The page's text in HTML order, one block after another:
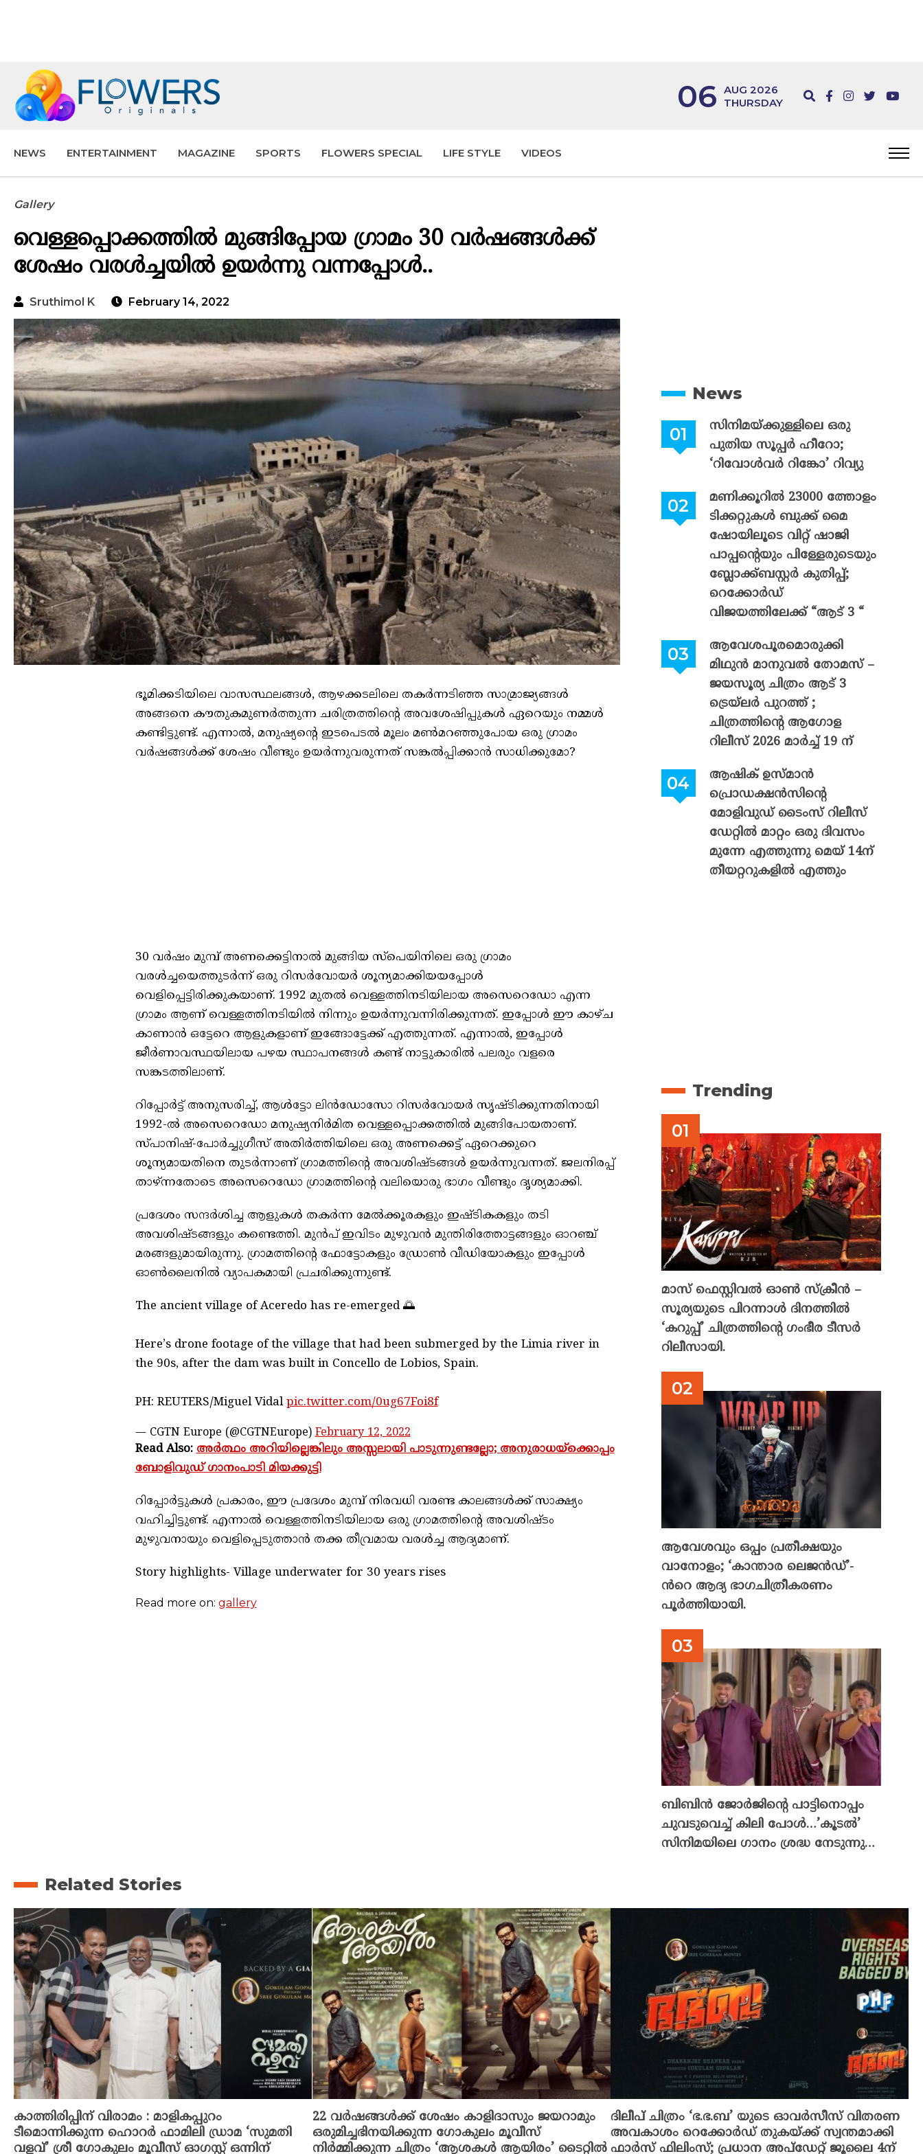
06 AUG 2026
THURSDAY
NEWS ENTERTAINMENT MAGAZINE SPORTS FLOWERS SPECIAL LIFE STYLE VIDEOS
Gallery
വെള്ളപ്പൊക്കത്തിൽ മുങ്ങിപ്പോയ ഗ്രാമം 30 വർഷങ്ങൾക്ക്
ശേഷം വരൾച്ചയിൽ ഉയർന്നു വന്നപ്പോൾ..
Sruthimol K February 14, 2022
ഭൂമിക്കടിയിലെ വാസസ്ഥലങ്ങൾ, ആഴക്കടലിലെ തകർന്നടിഞ്ഞ സാമ്രാജ്യങ്ങൾ
അങ്ങനെ കൗതുകമുണർത്തുന്ന ചരിത്രത്തിന്റെ അവശേഷിപ്പുകൾ ഏറെയും നമ്മൾ
കണ്ടിട്ടുണ്ട്. എന്നാൽ, മനുഷ്യന്റെ ഇടപെടൽ മൂലം മൺമറഞ്ഞുപോയ ഒരു ഗ്രാമം
വർഷങ്ങൾക്ക് ശേഷം വീണ്ടും ഉയർന്നുവരുന്നത് സങ്കൽപ്പിക്കാൻ സാധിക്കുമോ?
30 വർഷം മുമ്പ് അണക്കെട്ടിനാൽ മുങ്ങിയ സ്‌പെയിനിലെ ഒരു ഗ്രാമം
വരൾച്ചയെത്തുടർന്ന് ഒരു റിസർവോയർ ശൂന്യമാക്കിയയപ്പോൾ
വെളിപ്പെട്ടിരിക്കുകയാണ്. 1992 മുതൽ വെള്ളത്തിനടിയിലായ അസെറെഡോ എന്ന
ഗ്രാമം ആണ് വെള്ളത്തിനടിയിൽ നിന്നും ഉയർന്നുവന്നിരിക്കുന്നത്. ഇപ്പോൾ ഈ കാഴ്ച
കാണാൻ ഒട്ടേറെ ആളുകളാണ് ഇങ്ങോട്ടേക്ക് എത്തുന്നത്. എന്നാൽ, ഇപ്പോൾ
ജീർണാവസ്ഥയിലായ പഴയ സ്ഥാപനങ്ങൾ കണ്ട് നാട്ടുകാരിൽ പലരും വളരെ
സങ്കടത്തിലാണ്.
റിപ്പോർട്ട് അനുസരിച്ച്, ആൾട്ടോ ലിൻഡോസോ റിസർവോയർ സൃഷ്ടിക്കുന്നതിനായി
1992-ൽ അസെറെഡോ മനുഷ്യനിർമിത വെള്ളപ്പൊക്കത്തിൽ മുങ്ങിപോയതാണ്.
സ്പാനിഷ്-പോർച്ചുഗീസ് അതിർത്തിയിലെ ഒരു അണക്കെട്ട് ഏറെക്കുറെ
ശൂന്യമായതിനെ തുടർന്നാണ് ഗ്രാമത്തിന്റെ അവശിഷ്ടങ്ങൾ ഉയർന്നുവന്നത്. ജലനിരപ്പ്
താഴ്ന്നതോടെ അസെറെഡോ ഗ്രാമത്തിന്റെ വലിയൊരു ഭാഗം വീണ്ടും ദൃശ്യമാക്കി.
പ്രദേശം സന്ദർശിച്ച ആളുകൾ തകർന്ന മേൽക്കൂരകളും ഇഷ്ടികകളും തടി
അവശിഷ്ടങ്ങളും കണ്ടെത്തി. മുൻപ് ഇവിടം മുഴുവൻ മുന്തിരിത്തോട്ടങ്ങളും ഓറഞ്ച്
മരങ്ങളുമായിരുന്നു. ഗ്രാമത്തിന്റെ ഫോട്ടോകളും ഡ്രോൺ വീഡിയോകളും ഇപ്പോൾ
ഓൺലൈനിൽ വ്യാപകമായി പ്രചരിക്കുന്നുണ്ട്.
The ancient village of Aceredo has re-emerged 🌅
Here’s drone footage of the village that had been submerged by the Limia river in
the 90s, after the dam was built in Concello de Lobios, Spain.
PH: REUTERS/Miguel Vidalpic.twitter.com/0ug67Foi8f
— CGTN Europe (@CGTNEurope) February 12, 2022
Read Also:അർത്ഥം അറിയില്ലെങ്കിലും അസ്സലായി പാടുന്നുണ്ടല്ലോ; അനുരാധയ്‌ക്കൊപ്പം
ബോളിവുഡ് ഗാനംപാടി മിയക്കുട്ടി
റിപ്പോർട്ടുകൾ പ്രകാരം, ഈ പ്രദേശം മുമ്പ് നിരവധി വരണ്ട കാലങ്ങൾക്ക് സാക്ഷ്യം
വഹിച്ചിട്ടുണ്ട്. എന്നാൽ വെള്ളത്തിനടിയിലായ ഒരു ഗ്രാമത്തിന്റെ അവശിഷ്ടം
മുഴുവനായും വെളിപ്പെടുത്താൻ തക്ക തീവ്രമായ വരൾച്ച ആദ്യമാണ്.
Story highlights- Village underwater for 30 years rises
Read more on: gallery
News
സിനിമയ്ക്കുള്ളിലെ ഒരു
പുതിയ സൂപ്പർ ഹീറോ;
‘റിവോൾവർ റിങ്കോ’ റിവ്യു
മണിക്കൂറിൽ 23000 ത്തോളം
ടിക്കറ്റുകൾ ബുക്ക് മൈ
ഷോയിലൂടെ വിറ്റ് ഷാജി
പാപ്പന്റെയും പിള്ളേരുടെയും
ബ്ലോക്ക്ബസ്റ്റർ കുതിപ്പ്;
റെക്കോർഡ്
വിജയത്തിലേക്ക് “ആട് 3 “
ആവേശപൂരമൊരുക്കി
മിഥുൻ മാനുവൽ തോമസ് –
ജയസൂര്യ ചിത്രം ആട് 3
ട്രെയ്‌ലർ പുറത്ത് ;
ചിത്രത്തിന്റെ ആഗോള
റിലീസ് 2026 മാർച്ച് 19 ന്
ആഷിക് ഉസ്മാൻ
പ്രൊഡക്ഷൻസിന്റെ
മോളിവുഡ് ടൈംസ് റിലീസ്
ഡേറ്റിൽ മാറ്റം ഒരു ദിവസം
മുന്നേ എത്തുന്നു മെയ് 14ന്
തീയറ്ററുകളിൽ എത്തും
Trending
മാസ് ഫെസ്റ്റിവൽ ഓൺ സ്‌ക്രീൻ –
സൂര്യയുടെ പിറന്നാൾ ദിനത്തിൽ
‘കറുപ്പ്’ ചിത്രത്തിന്റെ ഗംഭീര ടീസർ
റിലീസായി.
ആവേശവും ഒപ്പം പ്രതീക്ഷയും
വാനോളം; ‘കാന്താര ലെജൻഡ്’-
ൻറെ ആദ്യ ഭാഗചിത്രീകരണം
പൂർത്തിയായി.
ബിബിൻ ജോർജിന്റെ പാട്ടിനൊപ്പം
ചുവടുവെച്ച് കിലി പോൾ…’കൂടൽ’
സിനിമയിലെ ഗാനം ശ്രദ്ധ നേടുന്നു…
Related Stories
കാത്തിരിപ്പിന് വിരാമം : മാളികപ്പുറം
ടീമൊന്നിക്കുന്ന ഹൊറർ ഫാമിലി ഡ്രാമ ‘സുമതി
വളവ്’ ശ്രീ ഗോകുലം മൂവീസ് ഓഗസ്റ്റ് ഒന്നിന്
22 വർഷങ്ങൾക്ക് ശേഷം കാളിദാസും ജയറാമും
ഒരുമിച്ചഭിനയിക്കുന്ന ഗോകുലം മൂവീസ്
നിർമ്മിക്കുന്ന ചിത്രം ‘ആശകൾ ആയിരം’ ടൈറ്റിൽ
ദിലീപ് ചിത്രം ‘ഭ.ഭ.ബ’ യുടെ ഓവർസീസ് വിതരണ
അവകാശം റെക്കോർഡ് തുകയ്ക്ക് സ്വന്തമാക്കി
ഫാർസ് ഫിലിംസ്; പ്രധാന അപ്‌ഡേറ്റ് ജൂലൈ 4ന്